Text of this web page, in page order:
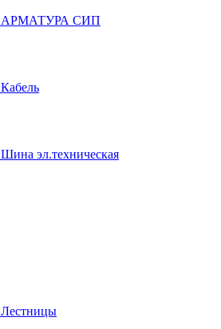
АРМАТУРА СИП
Кабель
Шина эл.техническая
Лестницы